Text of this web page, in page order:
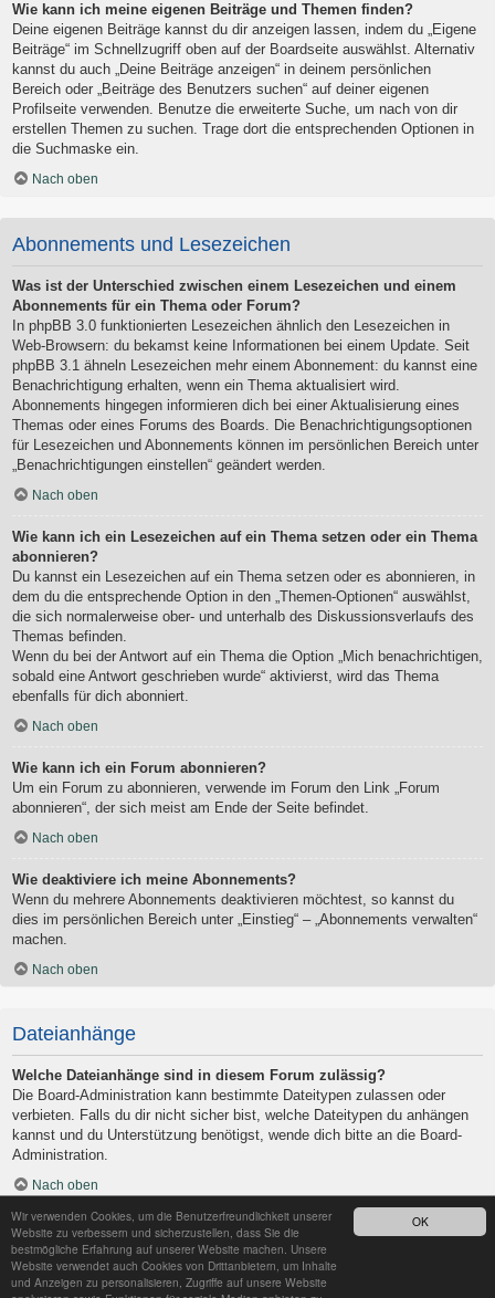
OK
Wir verwenden Cookies, um die Benutzerfreundlichkeit unserer
Website zu verbessern und sicherzustellen, dass Sie die
bestmögliche Erfahrung auf unserer Website machen. Unsere
Website verwendet auch Cookies von Drittanbietern, um Inhalte
und Anzeigen zu personalisieren, Zugriffe auf unsere Website
Wie kann ich meine eigenen Beiträge und Themen finden?
Deine eigenen Beiträge kannst du dir anzeigen lassen, indem du „Eigene
Beiträge“ im Schnellzugriff oben auf der Boardseite auswählst. Alternativ
kannst du auch „Deine Beiträge anzeigen“ in deinem persönlichen
Bereich oder „Beiträge des Benutzers suchen“ auf deiner eigenen
Profilseite verwenden. Benutze die erweiterte Suche, um nach von dir
erstellen Themen zu suchen. Trage dort die entsprechenden Optionen in
die Suchmaske ein.
Nach oben
Abonnements und Lesezeichen
Was ist der Unterschied zwischen einem Lesezeichen und einem
Abonnements für ein Thema oder Forum?
In phpBB 3.0 funktionierten Lesezeichen ähnlich den Lesezeichen in
Web-Browsern: du bekamst keine Informationen bei einem Update. Seit
phpBB 3.1 ähneln Lesezeichen mehr einem Abonnement: du kannst eine
Benachrichtigung erhalten, wenn ein Thema aktualisiert wird.
Abonnements hingegen informieren dich bei einer Aktualisierung eines
Themas oder eines Forums des Boards. Die Benachrichtigungsoptionen
für Lesezeichen und Abonnements können im persönlichen Bereich unter
„Benachrichtigungen einstellen“ geändert werden.
Nach oben
Wie kann ich ein Lesezeichen auf ein Thema setzen oder ein Thema
abonnieren?
Du kannst ein Lesezeichen auf ein Thema setzen oder es abonnieren, in
dem du die entsprechende Option in den „Themen-Optionen“ auswählst,
die sich normalerweise ober- und unterhalb des Diskussionsverlaufs des
Themas befinden.
Wenn du bei der Antwort auf ein Thema die Option „Mich benachrichtigen,
sobald eine Antwort geschrieben wurde“ aktivierst, wird das Thema
ebenfalls für dich abonniert.
Nach oben
Wie kann ich ein Forum abonnieren?
Um ein Forum zu abonnieren, verwende im Forum den Link „Forum
abonnieren“, der sich meist am Ende der Seite befindet.
Nach oben
Wie deaktiviere ich meine Abonnements?
Wenn du mehrere Abonnements deaktivieren möchtest, so kannst du
dies im persönlichen Bereich unter „Einstieg“ – „Abonnements verwalten“
machen.
Nach oben
Dateianhänge
Welche Dateianhänge sind in diesem Forum zulässig?
Die Board-Administration kann bestimmte Dateitypen zulassen oder
verbieten. Falls du dir nicht sicher bist, welche Dateitypen du anhängen
kannst und du Unterstützung benötigst, wende dich bitte an die Board-
Administration.
Nach oben
Kann ich eine Übersicht all meiner Dateianhänge erhalten?
Um eine Liste all deiner Dateianhänge zu erhalten, gehe in den
persönlichen Bereich. Dort findest du unter „Einstieg“ einen Punkt
„Dateianhänge verwalten“, über den du eine Liste deiner Dateianhänge